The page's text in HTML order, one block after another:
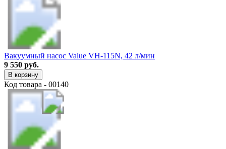
Вакуумный насос Value VH-115N, 42 л/мин
9 550 руб.
В корзину
Код товара - 00140